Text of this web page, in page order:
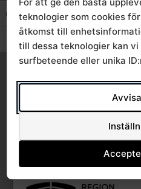
Slå på/av hög kontrast
Slå på/av textstorlek
Regionalt
2022-04-
teknologier som cookies
åtkomst till
till dessa teknologier kan
surfbeteende eller unika